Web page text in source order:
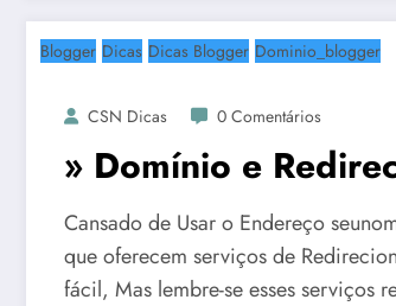
Blogger Dicas Dicas Blogger Dominio_blogger
CSN Dicas 0 Comentários
» Domínio e
Cansado de Usar o Endereço
que oferecem serviços de
fácil, Mas lembre-se esses serviços